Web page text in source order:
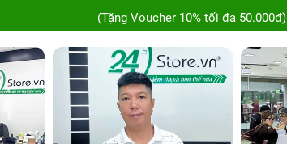
(Tặng Voucher 10% tối đa 50.000đ)